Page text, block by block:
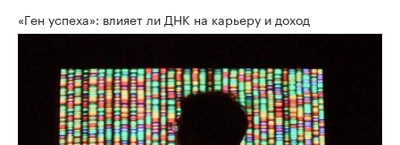
«Ген успеха»: влияет ли ДНК на карьеру и доход